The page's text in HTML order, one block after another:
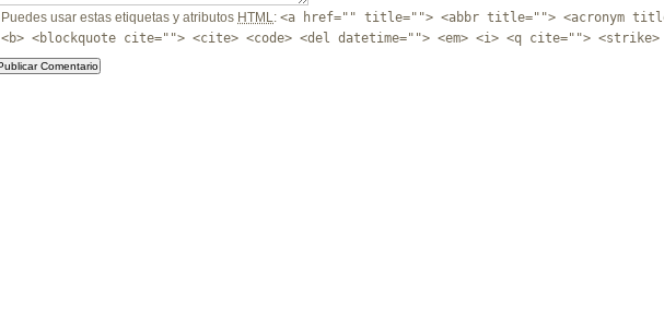
Puedes usar estas etiquetas y atributos HTML: <a href="" title=""> <abbr title=""> <acronym
<b> <blockquote cite=""> <cite> <code> <del datetime=""> <em> <i> <q cite=""> <strike>